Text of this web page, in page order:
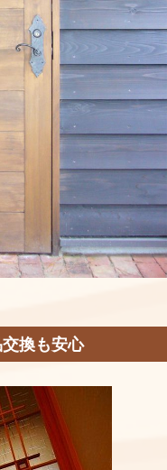
換も安心